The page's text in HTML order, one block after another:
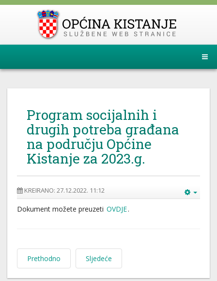
Program socijalnih i
drugih potreba građana
na području Općine
Kistanje za 2023.g.
KREIRANO: 27.12.2022. 11:12
Dokument možete preuzeti OVDJE.
Prethodno Sljedeće